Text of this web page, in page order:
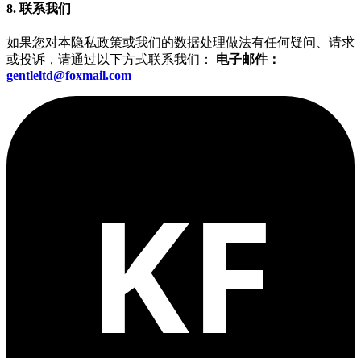
8. 联系我们
如果您对本隐私政策或我们的数据处理做法有任何疑问、请求
或投诉，请通过以下方式联系我们： 电子邮件：
gentleltd@foxmail.com